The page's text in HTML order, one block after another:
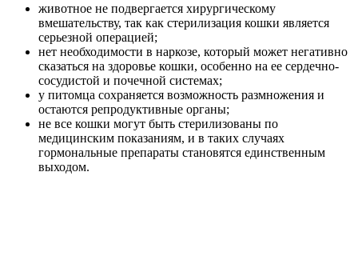
животное не подвергается хирургическому
вмешательству, так как стерилизация кошки является
серьезной операцией;
нет необходимости в наркозе, который может негативно
сказаться на здоровье кошки, особенно на ее сердечно-
сосудистой и почечной системах;
у питомца сохраняется возможность размножения и
остаются репродуктивные органы;
не все кошки могут быть стерилизованы по
медицинским показаниям, и в таких случаях
гормональные препараты становятся единственным
выходом.